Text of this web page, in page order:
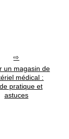
un magasin de
médical :
pratique et
astuces